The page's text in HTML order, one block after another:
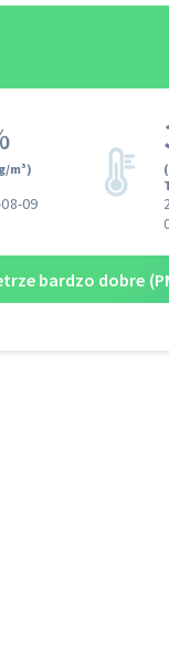
m³)
09
bardzo dobre